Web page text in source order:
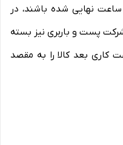
ساعت نهایی شده باشند، در
پست و باربری نیز بسته
کالا، معمولاً ۲۴ تا ۴۸ ساعت کاری بعد کالا را به مقصد